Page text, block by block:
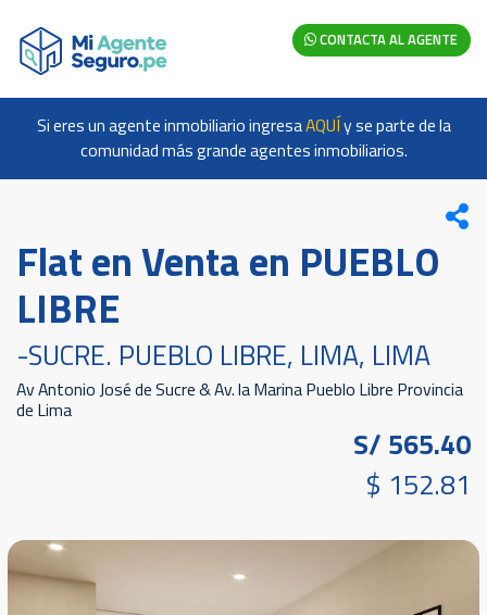
CONTACTA AL AGENTE
Si eres un agente inmobiliario ingresaAQUÍy se parte de la
comunidad más grande agentes inmobiliarios.
Flat en Venta en PUEBLO
LIBRE
-SUCRE. PUEBLO LIBRE, LIMA, LIMA
Av Antonio José de Sucre & Av. la Marina Pueblo Libre Provincia
de Lima
S/ 565.40
$ 152.81